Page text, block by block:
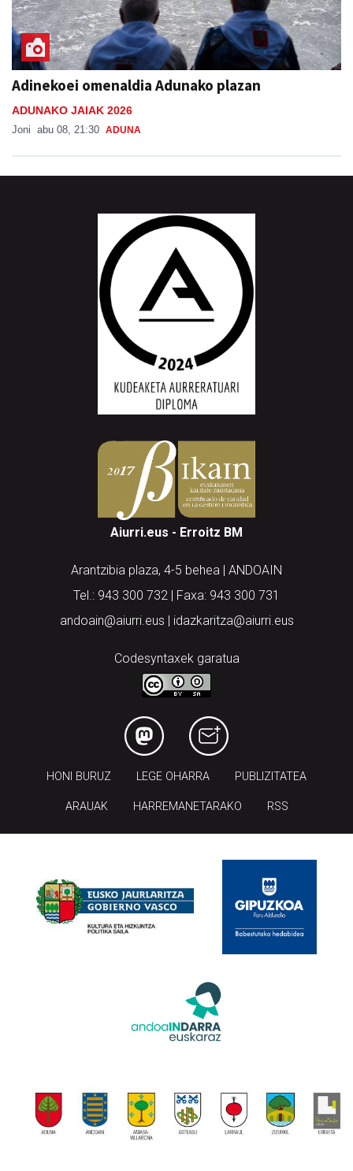
Adinekoei omenaldia Adunako plazan
ADUNAKO JAIAK 2026
Joni abu 08, 21:30 ADUNA
Aiurri.eus - Erroitz BM
Arantzibia plaza, 4-5 behea | ANDOAIN
Tel.: 943 300 732 | Faxa: 943 300 731
andoain@aiurri.eus | idazkaritza@aiurri.eus
Codesyntaxek garatua
HONI BURUZ LEGE OHARRA PUBLIZITATEA
ARAUAK HARREMANETARAKO RSS